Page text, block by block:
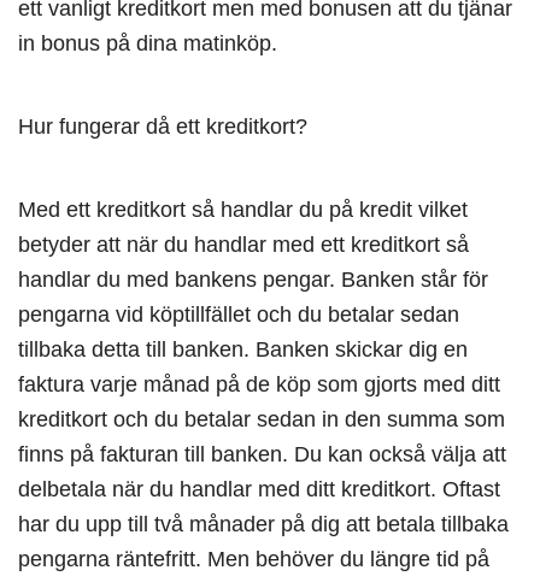
ett vanligt kreditkort men med bonusen att du tjänar
in bonus på dina matinköp.
Hur fungerar då ett kreditkort?
Med ett kreditkort så handlar du på kredit vilket
betyder att när du handlar med ett kreditkort så
handlar du med bankens pengar. Banken står för
pengarna vid köptillfället och du betalar sedan
tillbaka detta till banken. Banken skickar dig en
faktura varje månad på de köp som gjorts med ditt
kreditkort och du betalar sedan in den summa som
finns på fakturan till banken. Du kan också välja att
delbetala när du handlar med ditt kreditkort. Oftast
har du upp till två månader på dig att betala tillbaka
pengarna räntefritt. Men behöver du längre tid på